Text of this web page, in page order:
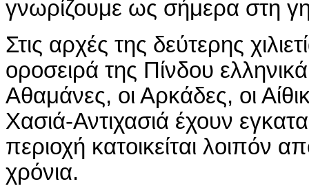
γνωρίζουμε ως σήμερα στη
Στις αρχές της δεύτερης
οροσειρά της Πίνδου
Αθαμάνες, οι Αρκάδες, οι
Χασιά-Αντιχασιά έχουν
περιοχή κατοικείται λοιπόν
χρόνια.